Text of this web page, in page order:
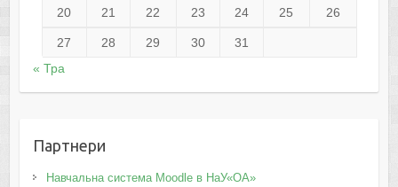
20 21 22 23 24 25 26
27 28 29 30
31
« Тра
Партнери
Навчальна система Moodle в НаУ«ОА»